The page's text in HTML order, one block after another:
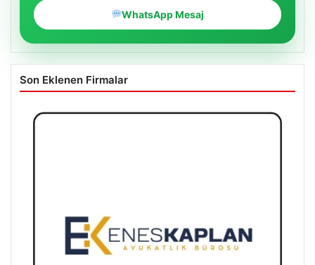
WhatsApp Mesaj
Son Eklenen Firmalar